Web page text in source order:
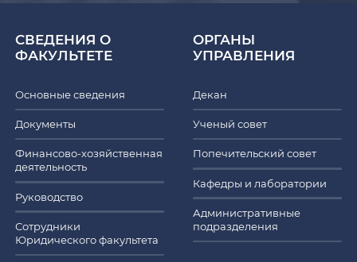
СВЕДЕНИЯ О
ФАКУЛЬТЕТЕ
Основные сведения
Документы
Финансово-хозяйственная
деятельность
Руководство
Сотрудники
Юридического факультета
ОРГАНЫ
УПРАВЛЕНИЯ
Декан
Ученый совет
Попечительский совет
Кафедры и лаборатории
Административные
подразделения